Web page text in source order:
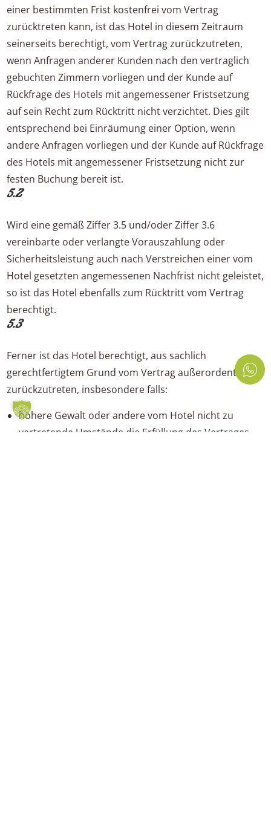
einer bestimmten Frist kostenfrei vom Vertrag
zurücktreten kann, ist das Hotel in diesem Zeitraum
seinerseits berechtigt, vom Vertrag zurückzutreten,
wenn Anfragen anderer Kunden nach den vertraglich
gebuchten Zimmern vorliegen und der Kunde auf
Rückfrage des Hotels mit angemessener Fristsetzung
auf sein Recht zum Rücktritt nicht verzichtet. Dies gilt
entsprechend bei Einräumung einer Option, wenn
andere Anfragen vorliegen und der Kunde auf Rückfrage
des Hotels mit angemessener Fristsetzung nicht zur
festen Buchung bereit ist.
5.2
Wird eine gemäß Ziffer 3.5 und/oder Ziffer 3.6
vereinbarte oder verlangte Vorauszahlung oder
Sicherheitsleistung auch nach Verstreichen einer vom
Hotel gesetzten angemessenen Nachfrist nicht geleistet,
so ist das Hotel ebenfalls zum Rücktritt vom Vertrag
berechtigt.
5.3
Ferner ist das Hotel berechtigt, aus sachlich
gerechtfertigtem Grund vom Vertrag außerordentlich
zurückzutreten, insbesondere falls:
höhere Gewalt oder andere vom Hotel nicht zu
vertretende Umstände die Erfüllung des Vertrages